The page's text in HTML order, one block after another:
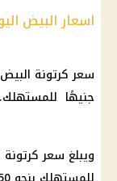
اسعار البيض
جنيهًا للمستهلك.